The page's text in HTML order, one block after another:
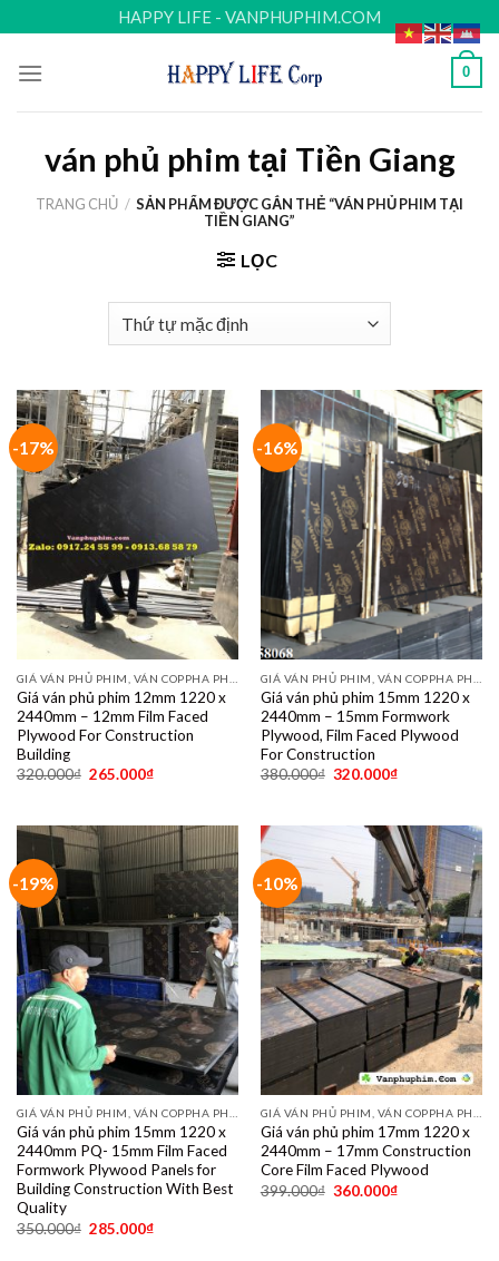
to
content
HAPPY LIFE - VANPHUPHIM.COM
0
ván phủ phim tại Tiền Giang
TRANG CHỦ / SẢN PHẨM ĐƯỢC GẮN THẺ “VÁN PHỦ PHIM TẠI
TIỀN GIANG”
LỌC
-17%
Giá ván phủ phim 12mm 1220 x
2440mm – 12mm Film Faced
Plywood For Construction
Building
320.000₫ 265.000₫
-16%
Giá ván phủ phim 15mm 1220 x
2440mm – 15mm Formwork
Plywood, Film Faced Plywood
For Construction
380.000₫ 320.000₫
-19%
GIÁ VÁN PHỦ PHIM, VÁN COPPHA PHỦ PHIM GIÁ RẺ
Giá ván phủ phim 15mm 1220 x
2440mm PQ- 15mm Film Faced
Formwork Plywood Panels for
Building Construction With Best
Quality
350.000₫ 285.000₫
-10%
GIÁ VÁN PHỦ PHIM, VÁN COPPHA PHỦ PHIM GIÁ RẺ
Giá ván phủ phim 17mm 1220 x
2440mm – 17mm Construction
Core Film Faced Plywood
399.000₫ 360.000₫